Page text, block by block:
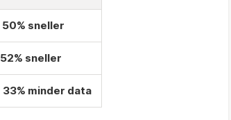
50% sneller
52% sneller
33% minder data